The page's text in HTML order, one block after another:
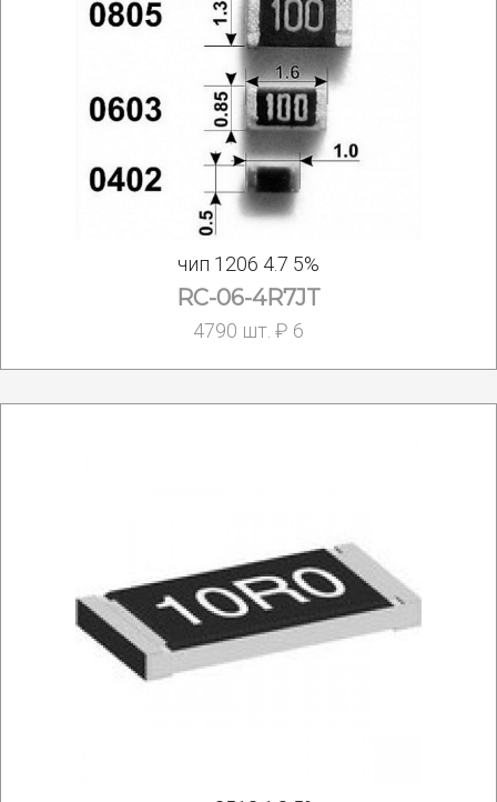
чип 1206 4.7 5%
RC-06-4R7JT
4790 шт. ₽ 6